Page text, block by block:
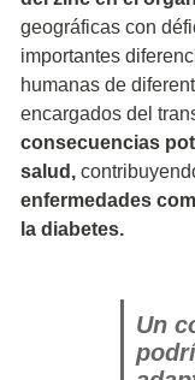
geográficas con
importantes
humanas de
encargados del
consecuencias
salud,
enfermedades
la diabetes.
Un